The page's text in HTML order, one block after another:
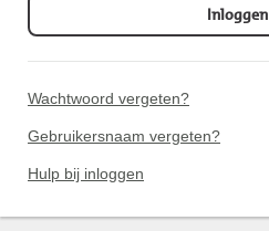
Inloggen
Wachtwoord vergeten?
Gebruikersnaam vergeten?
Hulp bij inloggen